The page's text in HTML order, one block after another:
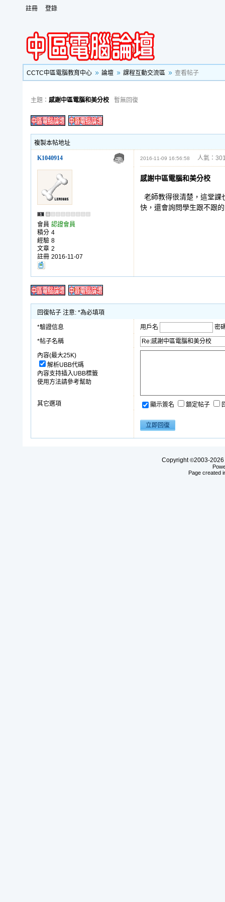
註冊 登錄
CCTC中區電腦教育中心 論壇 課程互動交流區 查看帖子
主題： 感謝中區電腦和美分校 暫無回復
複製本帖地址
K1040914 2016-11-09 16:56:58 人氣：
會員 認證會員
積分 4
經驗 8
文章 2
註冊 2016-11-07
感謝中區電腦和美分校
老師教得很清楚，這堂課
快，還會詢問學生跟不跟
回復帖子 注意: *為必填項
*驗證信息 用戶名
密
*帖子名稱
內容(最大25K)
解析UBB代碼
內容支持插入UBB標籤
使用方法請參考幫助
其它選項 顯示簽名 鎖定帖子
Copyright©2003-2026
Page created